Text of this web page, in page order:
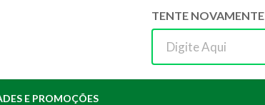
TENTE NOVAMENTE
E PROMOÇÕES